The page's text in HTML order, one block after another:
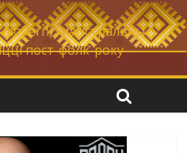
магістральны
пост-фолк-року